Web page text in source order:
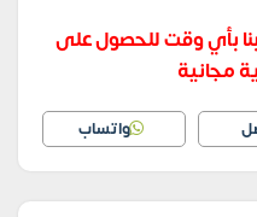
بأي وقت للحصول على
مجانية
واتساب